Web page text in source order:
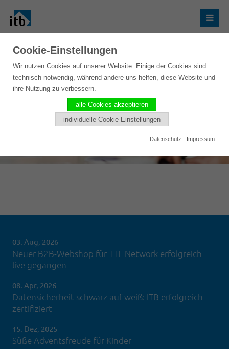
03. Aug, 2026
Neuer B2B-Webshop für TTL Network erfolgreich
live gegangen
08. Apr, 2026
Datensicherheit schwarz auf weiß: ITB erfolgreich
zertifiziert
15. Dez, 2025
Süße Adventsfreude für Kinder
Cookie-Einstellungen
Wir nutzen Cookies auf unserer Website. Einige der Cookies sind
technisch notwendig, während andere uns helfen, diese Website und
ihre Nutzung zu verbessern.
alle Cookies akzeptieren
individuelle Cookie Einstellungen
Datenschutz Impressum